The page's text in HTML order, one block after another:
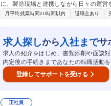
に、製造現場と連携しながら日々の運
ュー設計、 衛生基準に沿ったチェック、食材管理など幅広い業務に携わりながら、安心して食べられる食事を提
発注・在庫管理/メニュー開発/製造現場
作成経験、品質管理や衛生基準の理解、調理
沢市/栄養士・管理栄養士】献立作成・
月平均残業時間20時間以内 退職金あり
求人探しから 入社までサ
求人の紹介をはじめ、書類添削や面談
内定後の手続きまであなたの転職活動を
登録してサポートを受ける
正社員